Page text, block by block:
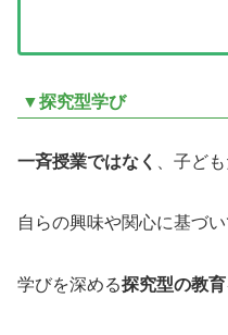
▼探究型学び
一斉授業ではなく 、子ど
自らの興味や関心に基づい
学びを深める探究型の教